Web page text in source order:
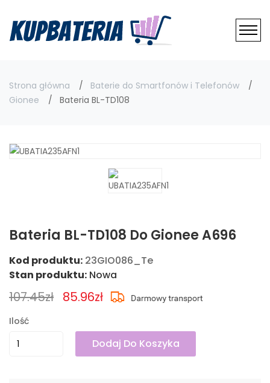
Strona główna
Baterie do Smartfonów i Telefonów
Gionee
Bateria BL-TD108
Bateria BL-TD108 Do Gionee A696
Kod produktu: 23GIO086_Te
Stan produktu: Nowa
107.45zł 85.96zł
Ilość
Dodaj Do Koszyka